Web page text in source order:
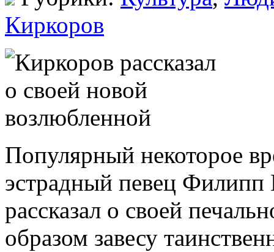
Киркоров
Популярный некоторое
эстрадный певец Филипп
рассказал о своей
образом завесу